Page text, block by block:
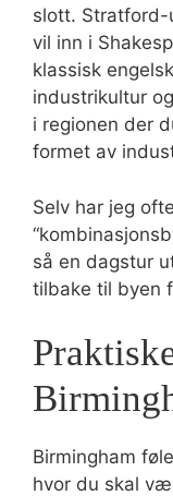
slott. Stratford-
vil inn i
klassisk
industrikultur
i regionen der
formet av
Selv har jeg
så en dagstur
tilbake til byen
Birmingham
hvor du skal